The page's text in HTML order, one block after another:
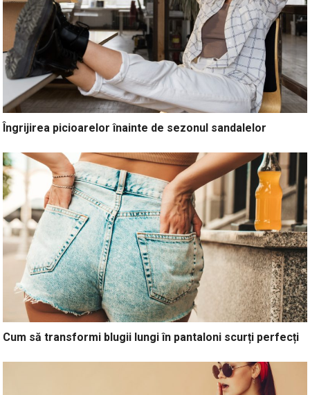
Îngrijirea picioarelor înainte de sezonul sandalelor
Cum să transformi blugii lungi în pantaloni scurți perfecți